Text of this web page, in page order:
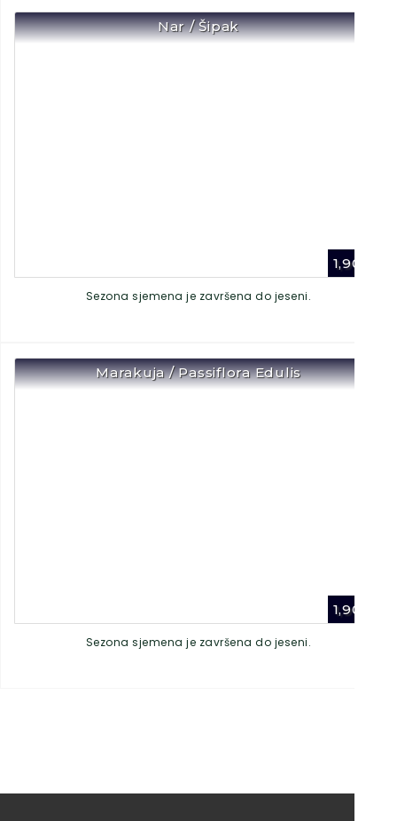
Nar / Šipak
1,90
Sezona sjemena je završena do jeseni.
Marakuja / Passiflora Edulis
1,90
Sezona sjemena je završena do jeseni.